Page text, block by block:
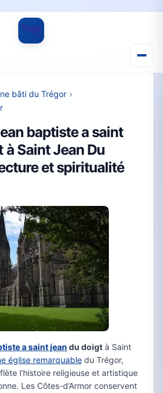
bâti du Trégor ›
baptiste a saint
à Saint Jean Du
et spiritualité
a saint jean du doigt à Saint
église remarquable du Trégor,
l’histoire religieuse et artistique
Les Côtes-d’Armor conservent